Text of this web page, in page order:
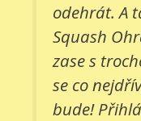
odehrát. A
Squash
zase s
se co
bude!